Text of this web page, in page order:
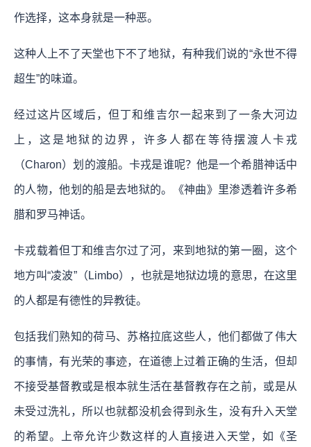
作选择，这本身就是一种恶。
这种人上不了天堂也下不了地狱，有种我们说的“永世不得
超生”的味道。
经过这片区域后，但丁和维吉尔一起来到了一条大河边
上，这是地狱的边界，许多人都在等待摆渡人卡戎
（Charon）划的渡船。卡戎是谁呢？他是一个希腊神话中
的人物，他划的船是去地狱的。《神曲》里渗透着许多希
腊和罗马神话。
卡戎载着但丁和维吉尔过了河，来到地狱的第一圈，这个
地方叫“凌波”（Limbo），也就是地狱边境的意思，在这里
的人都是有德性的异教徒。
包括我们熟知的荷马、苏格拉底这些人，他们都做了伟大
的事情，有光荣的事迹，在道德上过着正确的生活，但却
不接受基督教或是根本就生活在基督教存在之前，或是从
未受过洗礼，所以也就都没机会得到永生，没有升入天堂
的希望。上帝允许少数这样的人直接进入天堂，如《圣